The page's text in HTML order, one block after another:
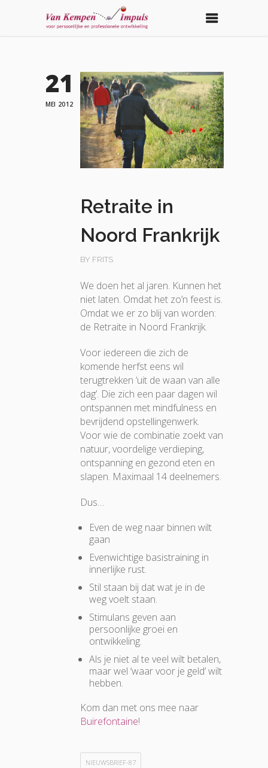
21
MEI 2012
Retraite in
Noord Frankrijk
BY FRITS
We doen het al jaren. Kunnen het
niet laten. Omdat het zo’n feest is.
Omdat we er zo blij van worden:
de Retraite in Noord Frankrijk.
Voor iedereen die zich de
komende herfst eens wil
terugtrekken ‘uit de waan van alle
dag’. Die zich een paar dagen wil
ontspannen met mindfulness en
bevrijdend opstellingenwerk.
Voor wie de combinatie zoekt van
natuur, voordelige verdieping,
ontspanning en gezond eten en
slapen. Maximaal 14 deelnemers.
Dus…
Even de weg naar binnen wilt
gaan
Evenwichtige basistraining in
innerlijke rust.
Stil staan bij dat wat je in de
weg voelt staan.
Stimulans geven aan
persoonlijke groei en
ontwikkeling.
Als je niet al te veel wilt betalen,
maar wel ‘waar voor je geld’ wilt
hebben.
Kom dan met ons mee naar
Buirefontaine!
NIEUWSBRIEF-87